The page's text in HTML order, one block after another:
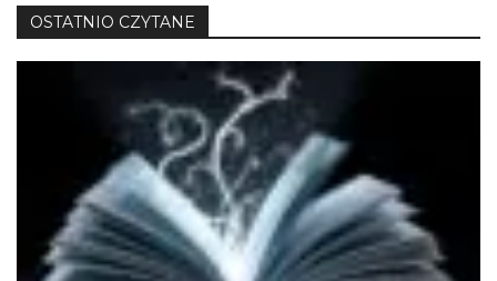
OSTATNIO CZYTANE